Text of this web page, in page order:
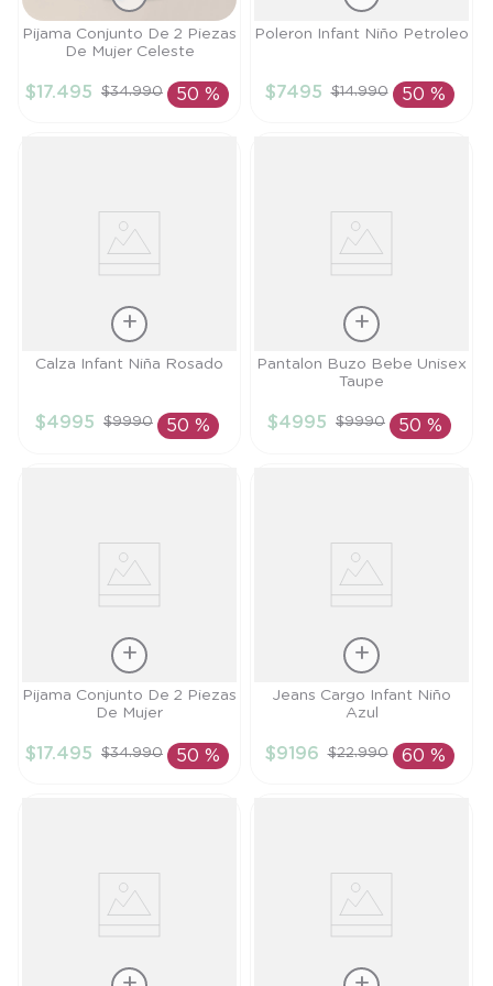
Talla
AÑADIR AL
Pijama Conjunto De 2 Piezas
De Mujer Celeste
$17.495 $34.990 50 %
Talla
AÑADIR AL
Poleron Infant Niño Petroleo
$7495 $14.990 50 %
Talla
AÑADIR AL
Calza Infant Niña Rosado
$4995 $9990 50 %
Talla
AÑADIR AL
Pantalon Buzo Bebe Unisex
Taupe
$4995 $9990 50 %
Talla
AÑADIR AL
Pijama Conjunto De 2 Piezas
De Mujer
$17.495 $34.990 50 %
Talla
AÑADIR AL
Jeans Cargo Infant Niño
Azul
$9196 $22.990 60 %